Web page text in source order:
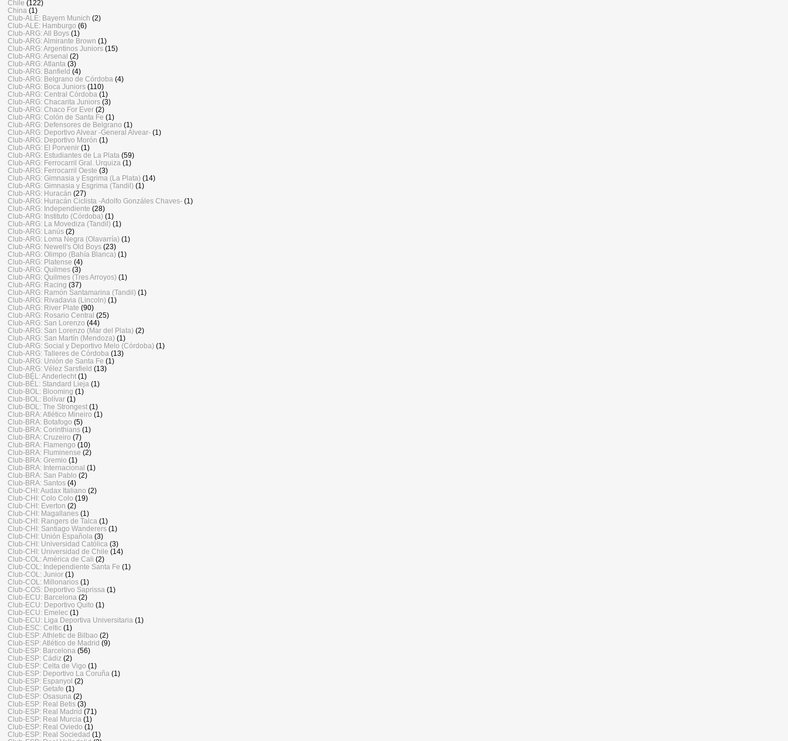
Chile (122)
China (1)
Club-ALE: Bayern Munich (2)
Club-ALE: Hamburgo (6)
Club-ARG: All Boys (1)
Club-ARG: Almirante Brown (1)
Club-ARG: Argentinos Juniors (15)
Club-ARG: Arsenal (2)
Club-ARG: Atlanta (3)
Club-ARG: Banfield (4)
Club-ARG: Belgrano de Córdoba (4)
Club-ARG: Boca Juniors (110)
Club-ARG: Central Córdoba (1)
Club-ARG: Chacarita Juniors (3)
Club-ARG: Chaco For Ever (2)
Club-ARG: Colón de Santa Fe (1)
Club-ARG: Defensores de Belgrano (1)
Club-ARG: Deportivo Alvear -General Alvear- (1)
Club-ARG: Deportivo Morón (1)
Club-ARG: El Porvenir (1)
Club-ARG: Estudiantes de La Plata (59)
Club-ARG: Ferrocarril Gral. Urquiza (1)
Club-ARG: Ferrocarril Oeste (3)
Club-ARG: Gimnasia y Esgrima (La Plata) (14)
Club-ARG: Gimnasia y Esgrima (Tandil) (1)
Club-ARG: Huracán (27)
Club-ARG: Huracán Ciclista -Adolfo Gonzáles Chaves- (1)
Club-ARG: Independiente (28)
Club-ARG: Instituto (Córdoba) (1)
Club-ARG: La Movediza (Tandil) (1)
Club-ARG: Lanús (2)
Club-ARG: Loma Negra (Olavarría) (1)
Club-ARG: Newell's Old Boys (23)
Club-ARG: Olimpo (Bahía Blanca) (1)
Club-ARG: Platense (4)
Club-ARG: Quilmes (3)
Club-ARG: Quilmes (Tres Arroyos) (1)
Club-ARG: Racing (37)
Club-ARG: Ramón Santamarina (Tandil) (1)
Club-ARG: Rivadavia (Lincoln) (1)
Club-ARG: River Plate (90)
Club-ARG: Rosario Central (25)
Club-ARG: San Lorenzo (44)
Club-ARG: San Lorenzo (Mar del Plata) (2)
Club-ARG: San Martín (Mendoza) (1)
Club-ARG: Social y Deportivo Melo (Córdoba) (1)
Club-ARG: Talleres de Córdoba (13)
Club-ARG: Unión de Santa Fe (1)
Club-ARG: Vélez Sarsfield (13)
Club-BÉL: Anderlecht (1)
Club-BÉL: Standard Lieja (1)
Club-BOL: Blooming (1)
Club-BOL: Bolívar (1)
Club-BOL: The Strongest (1)
Club-BRA: Atlético Mineiro (1)
Club-BRA: Botafogo (5)
Club-BRA: Corinthians (1)
Club-BRA: Cruzeiro (7)
Club-BRA: Flamengo (10)
Club-BRA: Fluminense (2)
Club-BRA: Gremio (1)
Club-BRA: Internacional (1)
Club-BRA: San Pablo (2)
Club-BRA: Santos (4)
Club-CHI: Audax Italiano (2)
Club-CHI: Colo Colo (19)
Club-CHI: Everton (2)
Club-CHI: Magallanes (1)
Club-CHI: Rangers de Talca (1)
Club-CHI: Santiago Wanderers (1)
Club-CHI: Unión Española (3)
Club-CHI: Universidad Católica (3)
Club-CHI: Universidad de Chile (14)
Club-COL: América de Cali (2)
Club-COL: Independiente Santa Fe (1)
Club-COL: Junior (1)
Club-COL: Millonarios (1)
Club-COS: Deportivo Saprissa (1)
Club-ECU: Barcelona (2)
Club-ECU: Deportivo Quito (1)
Club-ECU: Emelec (1)
Club-ECU: Liga Deportiva Universitaria (1)
Club-ESC: Celtic (1)
Club-ESP: Athletic de Bilbao (2)
Club-ESP: Atlético de Madrid (9)
Club-ESP: Barcelona (56)
Club-ESP: Cádiz (2)
Club-ESP: Celta de Vigo (1)
Club-ESP: Deportivo La Coruña (1)
Club-ESP: Espanyol (2)
Club-ESP: Getafe (1)
Club-ESP: Osasuna (2)
Club-ESP: Real Betis (3)
Club-ESP: Real Madrid (71)
Club-ESP: Real Murcia (1)
Club-ESP: Real Oviedo (1)
Club-ESP: Real Sociedad (1)